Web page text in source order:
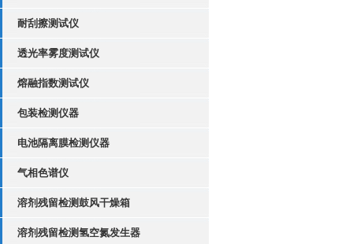
耐刮擦测试仪
透光率雾度测试仪
熔融指数测试仪
包装检测仪器
电池隔离膜检测仪器
气相色谱仪
溶剂残留检测鼓风干燥箱
溶剂残留检测氢空氮发生器